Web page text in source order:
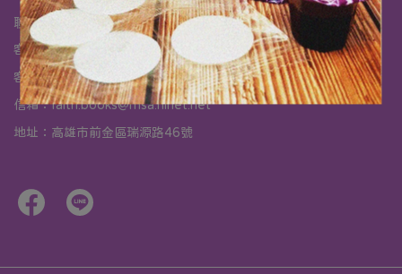
聯絡我們
客服專線：07-2019888
客服時間：週一~週六 10:00 am ~ 19:00 pm 週日公休
信箱：faith.books@msa.hinet.net
地址：高雄市前金區瑞源路46號